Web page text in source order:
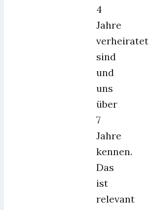
4
Jahre
verheiratet
sind
und
uns
über
7
Jahre
kennen.
Das
ist
relevant